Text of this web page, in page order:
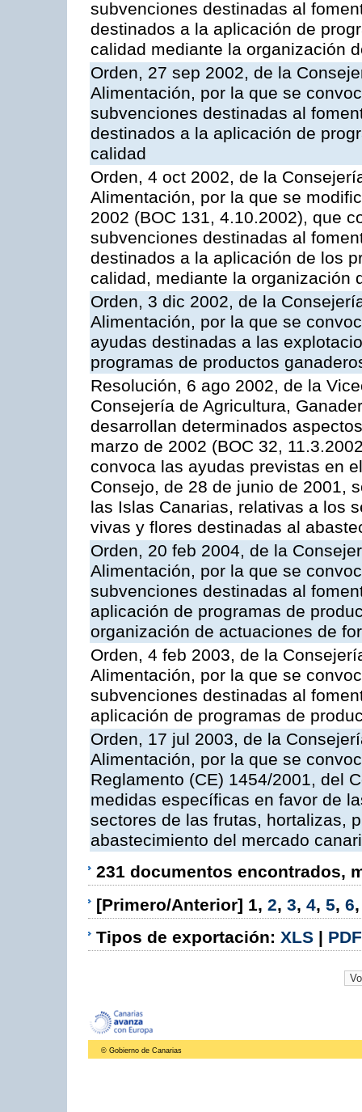
subvenciones destinadas al
destinados a la aplicación de
calidad mediante la organización
Orden, 27 sep 2002, de la
Alimentación, por la que se
subvenciones destinadas al
destinados a la aplicación de
calidad
Orden, 4 oct 2002, de la
Alimentación, por la que se
2002 (BOC 131, 4.10.2002), que
subvenciones destinadas al
destinados a la aplicación de los
calidad, mediante la organización
Orden, 3 dic 2002, de la
Alimentación, por la que se
ayudas destinadas a las
programas de productos
Resolución, 6 ago 2002, de la
Consejería de Agricultura,
desarrollan determinados
marzo de 2002 (BOC 32,
convoca las ayudas previstas en
Consejo, de 28 de junio de 2001,
las Islas Canarias, relativas a los
vivas y flores destinadas al
Orden, 20 feb 2004, de la
Alimentación, por la que se
subvenciones destinadas al
aplicación de programas de
organización de actuaciones de
Orden, 4 feb 2003, de la
Alimentación, por la que se
subvenciones destinadas al
aplicación de programas de
Orden, 17 jul 2003, de la
Alimentación, por la que se
Reglamento (CE) 1454/2001, del
medidas específicas en favor de
sectores de las frutas, hortalizas,
abastecimiento del mercado
231 documentos encontrados,
[Primero/Anterior] 1, 2, 3, 4, 5, 6
Tipos de exportación: XLS | PDF
© Gobierno de Canarias